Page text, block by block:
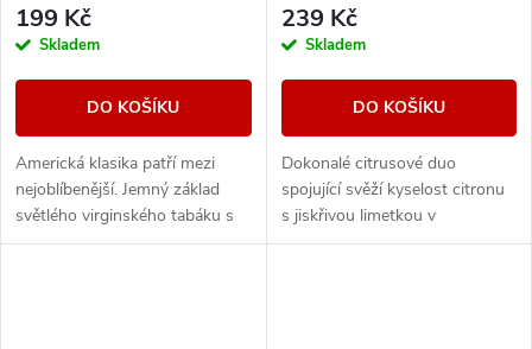
199 Kč
Skladem
DO KOŠÍKU
Americká klasika patří mezi
nejoblíbenější. Jemný základ
světlého virginského tabáku s
sebou nese nenápadné lehce
239 Kč
Skladem
DO KOŠÍKU
Dokonalé citrusové duo
spojující svěží kyselost citronu
s jiskřivou limetkou v
kombinaci, která přináší